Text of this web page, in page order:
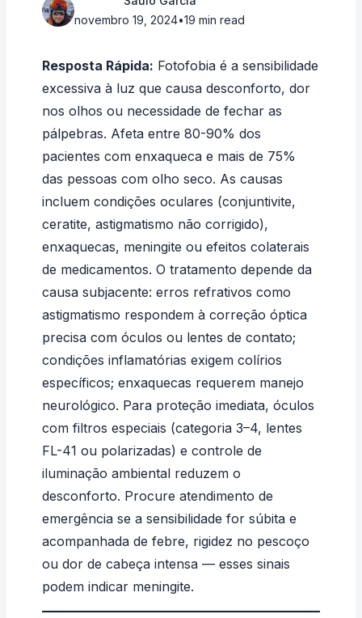
novembro 19, 2024•19 min read
Resposta Rápida: Fotofobia é a sensibilidade
excessiva à luz que causa desconforto, dor
nos olhos ou necessidade de fechar as
pálpebras. Afeta entre 80-90% dos
pacientes com enxaqueca e mais de 75%
das pessoas com olho seco. As causas
incluem condições oculares (conjuntivite,
ceratite, astigmatismo não corrigido),
enxaquecas, meningite ou efeitos colaterais
de medicamentos. O tratamento depende da
causa subjacente: erros refrativos como
astigmatismo respondem à correção óptica
precisa com óculos ou lentes de contato;
condições inflamatórias exigem colírios
específicos; enxaquecas requerem manejo
neurológico. Para proteção imediata, óculos
com filtros especiais (categoria 3–4, lentes
FL-41 ou polarizadas) e controle de
iluminação ambiental reduzem o
desconforto. Procure atendimento de
emergência se a sensibilidade for súbita e
acompanhada de febre, rigidez no pescoço
ou dor de cabeça intensa — esses sinais
podem indicar meningite.